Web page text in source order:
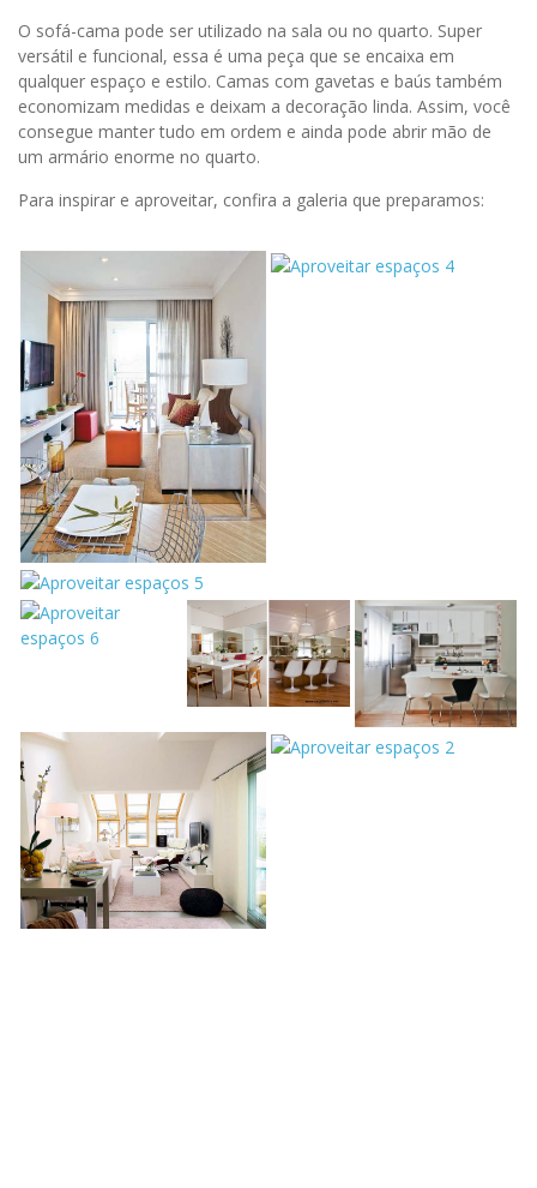
O sofá-cama pode ser utilizado na sala ou no quarto. Super
versátil e funcional, essa é uma peça que se encaixa em
qualquer espaço e estilo. Camas com gavetas e baús também
economizam medidas e deixam a decoração linda. Assim, você
consegue manter tudo em ordem e ainda pode abrir mão de
um armário enorme no quarto.
Para inspirar e aproveitar, confira a galeria que preparamos: